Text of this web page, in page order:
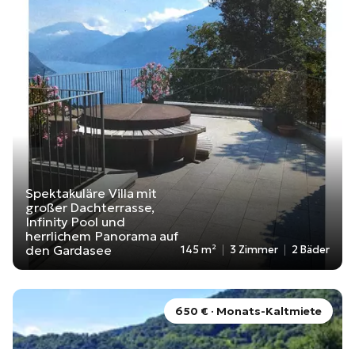
Spektakuläre Villa mit
großer Dachterrasse,
Infinity Pool und
herrlichem Panorama auf
den Gardasee
145 m² 3 Zimmer 2 Bäder
650 € · Monats-Kaltmiete